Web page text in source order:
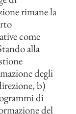
rimane la
come
alla
degli
b)
di
del